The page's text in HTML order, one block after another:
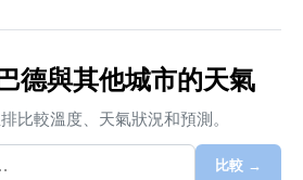
德與其他城市的天氣
比較溫度、天氣狀況和預測。
比較 →